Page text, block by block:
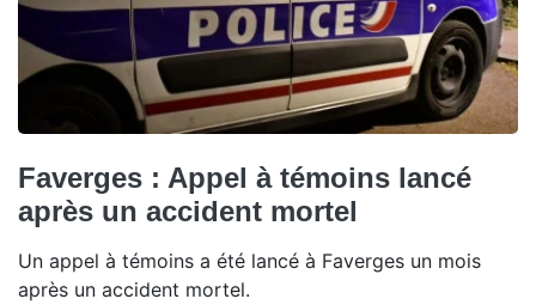
Faverges : Appel à témoins lancé
après un accident mortel
Un appel à témoins a été lancé à Faverges un mois
après un accident mortel.